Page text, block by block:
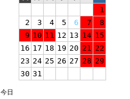
1
2
3 4 5 6 7
8
9 10 11 12 13 14 15
16 17 18 19 20 21 22
23 24 25 26 27 28 29
30 31
今日